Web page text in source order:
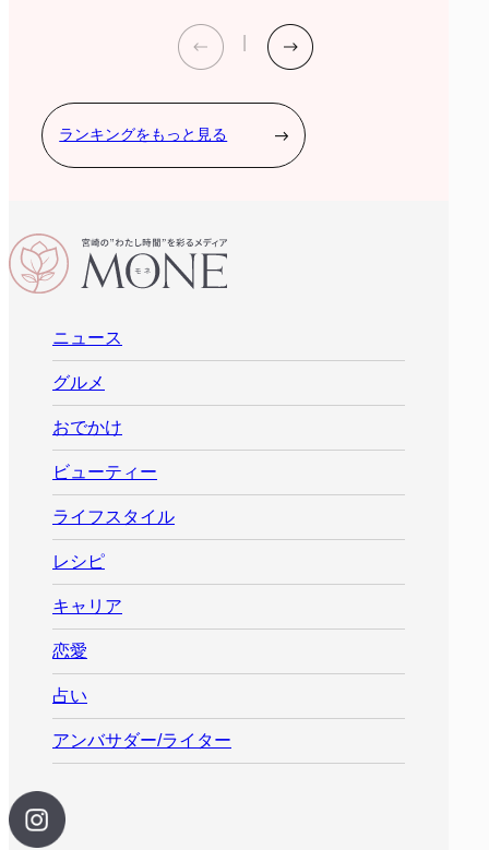
ランキングをもっと見る
ニュース
グルメ
おでかけ
ビューティー
ライフスタイル
レシピ
キャリア
恋愛
占い
アンバサダー/ライター